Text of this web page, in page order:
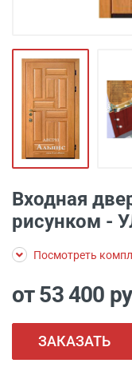
Входная
рисунком -
Посмотреть
от 53 400
ЗАКАЗАТЬ